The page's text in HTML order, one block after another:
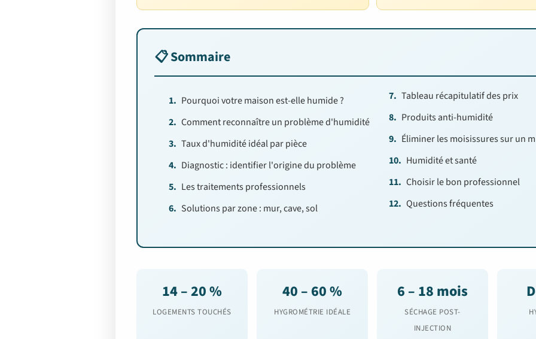
📋 Sommaire
Pourquoi votre maison est-elle humide ?
Comment reconnaître un problème d'humidité
Taux d'humidité idéal par pièce
Diagnostic : identifier l'origine du problème
Les traitements professionnels
Solutions par zone : mur, cave, sol
Tableau récapitulatif des prix
Produits anti-humidité
Éliminer les moisissures sur un
Humidité et santé
Choisir le bon professionnel
Questions fréquentes
14 – 20 %
LOGEMENTS TOUCHÉS
40 – 60 %
HYGROMÉTRIE IDÉALE
6 – 18 mois
SÉCHAGE POST-
INJECTION